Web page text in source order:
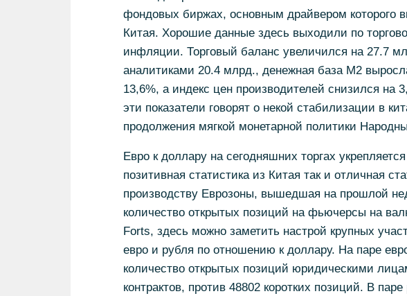
фондовых биржах, основным драйвером которого
Китая. Хорошие данные здесь выходили по
инфляции. Торговый баланс увеличился на 27.7
аналитиками 20.4 млрд., денежная база М2
13,6%, а индекс цен производителей снизился на
эти показатели говорят о некой стабилизации в
продолжения мягкой монетарной политики
Евро к доллару на сегодняшних торгах
позитивная статистика из Китая так и отличная
производству Еврозоны, вышедшая на прошлой
количество открытых позиций на фьючерсы на
Forts, здесь можно заметить настрой крупных
евро и рубля по отношению к доллару. На паре
количество открытых позиций юридическими
контрактов, против 48802 коротких позиций. В